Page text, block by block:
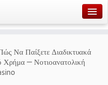
Να Παίξετε Διαδικτυακά
Χρήμα — Νοτιοανατολική